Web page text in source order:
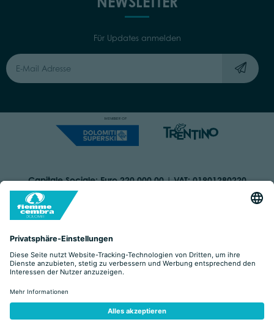
Für Updates anmelden
Capitale Sociale: Euro 220.000,00 | VAT: 01901280220
COOKIES IMPRINT
ORGANIZZAZIONE TRASPARENTE